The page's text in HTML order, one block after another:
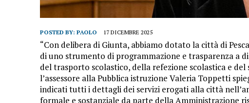
POSTED BY: PAOLO 17 DICEMBRE 2025
“Con delibera di Giunta, abbiamo dotato la città di
di uno strumento di programmazione e trasparenza a
del trasporto scolastico, della refezione scolastica e
l’assessore alla Pubblica istruzione Valeria Toppetti
indicati tutti i dettagli dei servizi erogati alla città
formale e sostanziale da parte della Amministrazione